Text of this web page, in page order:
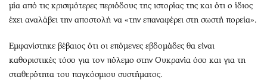
μία από τις κρισιμότερες περιόδους της ιστορίας της και ότι ο ίδιος
έχει αναλάβει την αποστολή να «την επαναφέρει στη σωστή πορεία».
Εμφανίστηκε βέβαιος ότι οι επόμενες εβδομάδες θα είναι
καθοριστικές τόσο για τον πόλεμο στην Ουκρανία όσο και για τη
σταθερότητα του παγκόσμιου συστήματος.